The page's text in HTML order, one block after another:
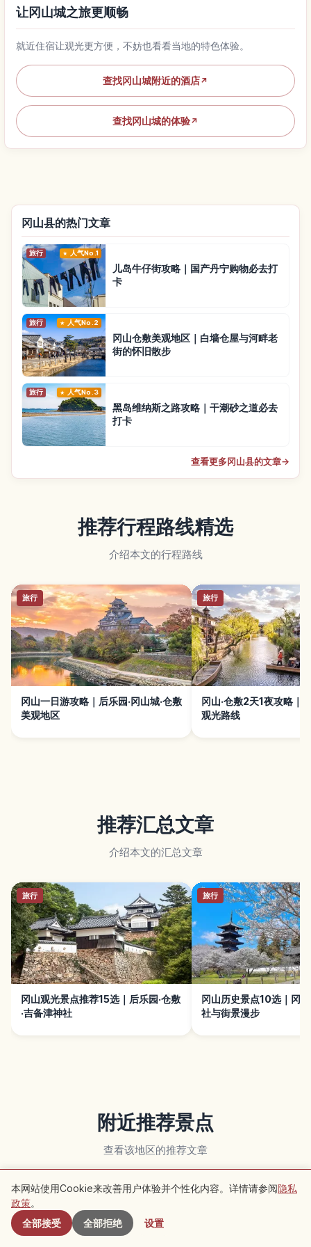
让冈山城之旅更顺畅
就近住宿让观光更方便，不妨也看看当地的特色体验。
查找冈山城附近的酒店↗
查找冈山城的体验↗
冈山县的热门文章
旅行 人气No.1
儿岛牛仔街攻略｜国产丹宁购物必去打
卡
旅行 人气No.2
冈山仓敷美观地区｜白墙仓屋与河畔老
街的怀旧散步
旅行 人气No.3
黑岛维纳斯之路攻略｜干潮砂之道必去
打卡
查看更多冈山县的文章→
推荐行程路线精选
介绍本文的行程路线
旅行
冈山一日游攻略｜后乐园·冈山城·仓敷
美观地区
旅行
冈山·仓敷2天1夜攻略｜
观光路线
推荐汇总文章
介绍本文的汇总文章
旅行
冈山观光景点推荐15选｜后乐园·仓敷
·吉备津神社
旅行
冈山历史景点10选｜冈
社与街景漫步
附近推荐景点
查看该地区的推荐文章
传统文化 传统文化
附近景点
本网站使用Cookie来改善用户体验并个性化内容。详情请参阅隐私
政策。
全部接受
全部拒绝 设置